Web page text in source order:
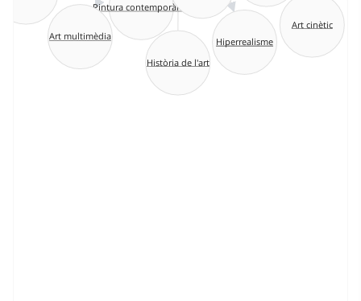
Art cinètic
Pintura contemporània
Hiperrealisme
Art multimèdia
Història de l'art